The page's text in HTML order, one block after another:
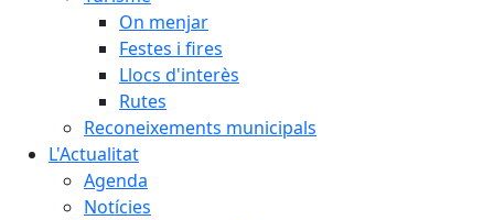
On menjar
Festes i fires
Llocs d'interès
Rutes
Reconeixements municipals
L'Actualitat
Agenda
Notícies